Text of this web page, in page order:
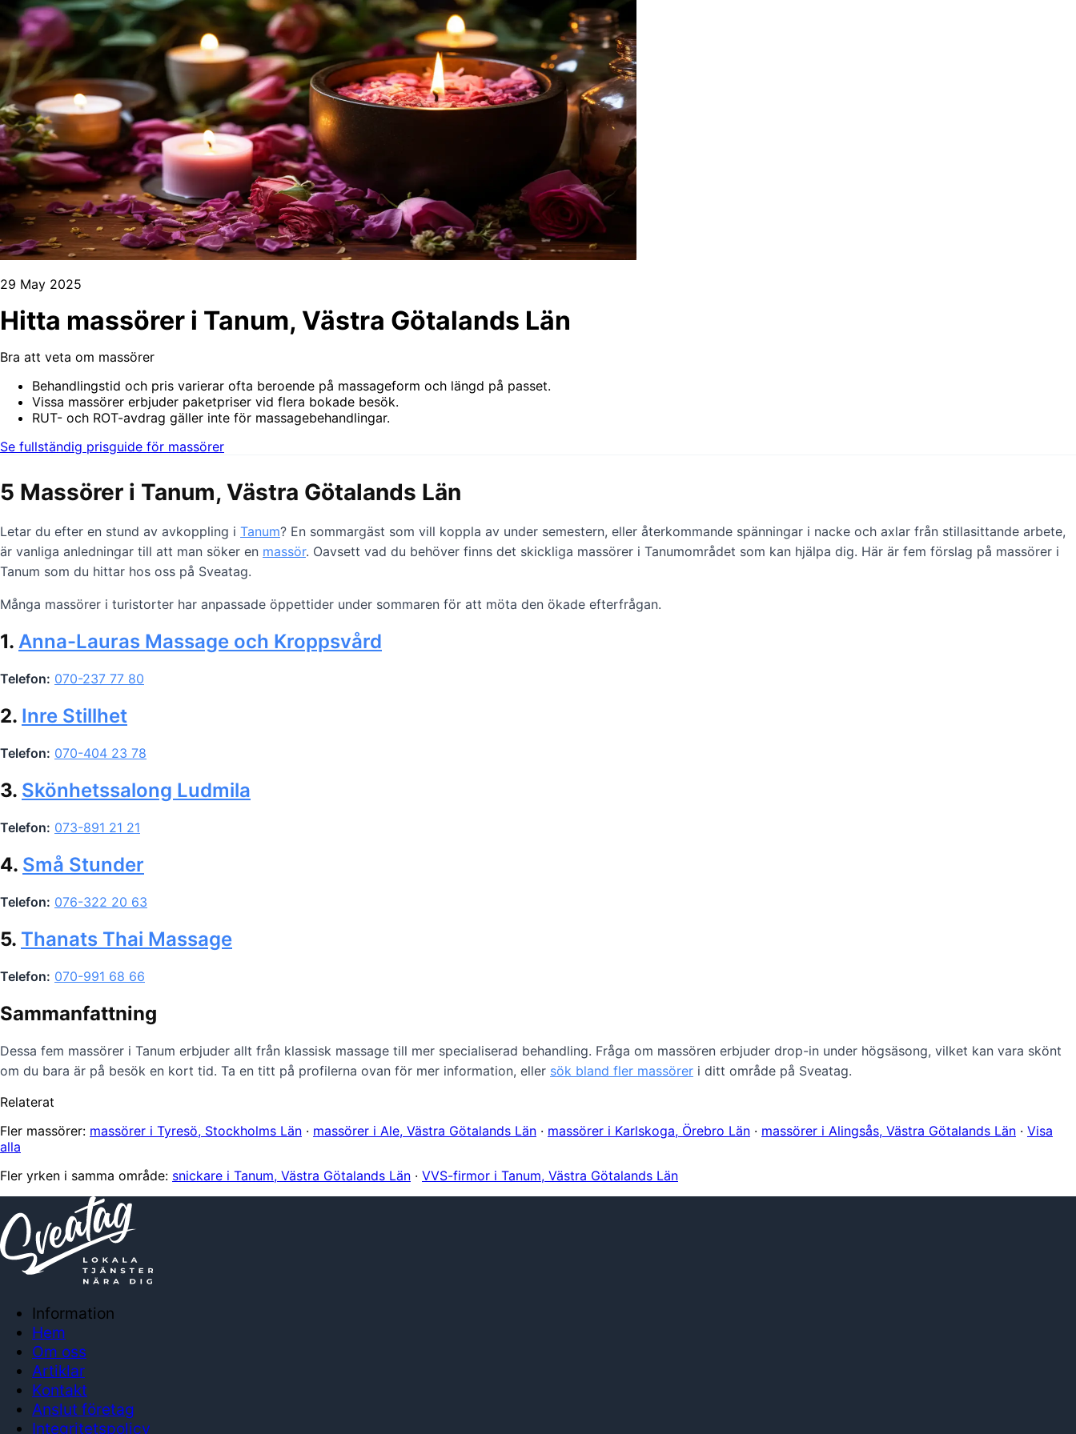
29 May 2025
Hitta massörer i Tanum, Västra Götalands Län
Bra att veta om massörer
Behandlingstid och pris varierar ofta beroende på massageform och längd på passet.
Vissa massörer erbjuder paketpriser vid flera bokade besök.
RUT- och ROT-avdrag gäller inte för massagebehandlingar.
Se fullständig prisguide för massörer
5 Massörer i Tanum, Västra Götalands Län
Letar du efter en stund av avkoppling i Tanum? En sommargäst som vill koppla av under semestern, eller återkommande spänningar i nacke och axlar från stillasittande arbete,
är vanliga anledningar till att man söker en massör. Oavsett vad du behöver finns det skickliga massörer i Tanumområdet som kan hjälpa dig. Här är fem förslag på massörer i
Tanum som du hittar hos oss på Sveatag.
Många massörer i turistorter har anpassade öppettider under sommaren för att möta den ökade efterfrågan.
1. Anna-Lauras Massage och Kroppsvård
Telefon: 070-237 77 80
2. Inre Stillhet
Telefon: 070-404 23 78
3. Skönhetssalong Ludmila
Telefon: 073-891 21 21
4. Små Stunder
Telefon: 076-322 20 63
5. Thanats Thai Massage
Telefon: 070-991 68 66
Sammanfattning
Dessa fem massörer i Tanum erbjuder allt från klassisk massage till mer specialiserad behandling. Fråga om massören erbjuder drop-in under högsäsong, vilket kan vara skönt
om du bara är på besök en kort tid. Ta en titt på profilerna ovan för mer information, eller sök bland fler massörer i ditt område på Sveatag.
Relaterat
Fler massörer: massörer i Tyresö, Stockholms Län · massörer i Ale, Västra Götalands Län · massörer i Karlskoga, Örebro Län · massörer i Alingsås, Västra Götalands Län · Visa
alla
Fler yrken i samma område: snickare i Tanum, Västra Götalands Län · VVS-firmor i Tanum, Västra Götalands Län
Information
Hem
Om oss
Artiklar
Kontakt
Anslut företag
Integritetspolicy